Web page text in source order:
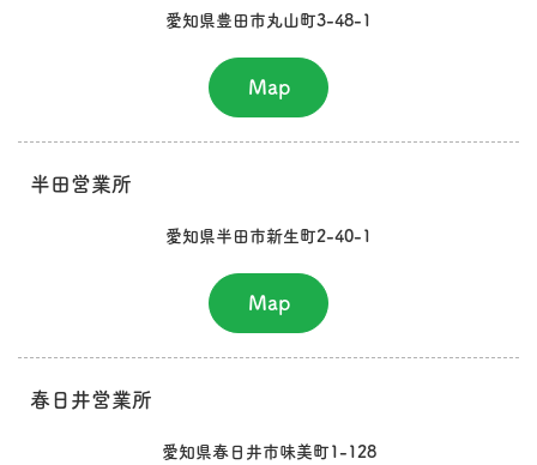
愛知県豊田市丸山町3-48-1
Map
半田営業所
愛知県半田市新生町2-40-1
Map
春日井営業所
愛知県春日井市味美町1-128